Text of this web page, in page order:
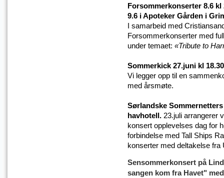
Forsommerkonserter 8.6
9.6 i Apoteker Gården i
I samarbeid med
Forsommerkonserter med
under temaet: «Tribute to
Sommerkick 27.juni kl
Vi legger opp til en
med årsmøte.
Sørlandske
havhotell. 23.juli arrangerer
konsert opplevelses dag for
forbindelse med Tall Ships
konserter med deltakelse
Sensommerkonsert på
sangen kom fra Havet"